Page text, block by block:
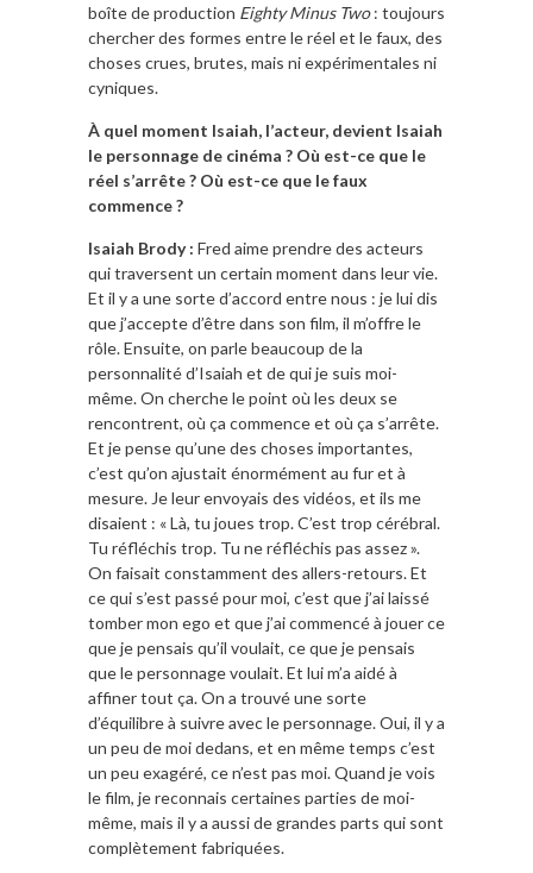
boîte de production Eighty Minus Two: toujours
chercher des formes entre le réel et le faux, des
choses crues, brutes, mais ni expérimentales ni
cyniques.
À quel moment Isaiah, l’acteur, devient Isaiah
le personnage de cinéma ? Où est-ce que le
réel s’arrête ? Où est-ce que le faux
commence ?
Isaiah Brody : Fred aime prendre des acteurs
qui traversent un certain moment dans leur vie.
Et il y a une sorte d’accord entre nous : je lui dis
que j’accepte d’être dans son film, il m’offre le
rôle. Ensuite, on parle beaucoup de la
personnalité d’Isaiah et de qui je suis moi-
même. On cherche le point où les deux se
rencontrent, où ça commence et où ça s’arrête.
Et je pense qu’une des choses importantes,
c’est qu’on ajustait énormément au fur et à
mesure. Je leur envoyais des vidéos, et ils me
disaient : « Là, tu joues trop. C’est trop cérébral.
Tu réfléchis trop. Tu ne réfléchis pas assez ».
On faisait constamment des allers-retours. Et
ce qui s’est passé pour moi, c’est que j’ai laissé
tomber mon ego et que j’ai commencé à jouer ce
que je pensais qu’il voulait, ce que je pensais
que le personnage voulait. Et lui m’a aidé à
affiner tout ça. On a trouvé une sorte
d’équilibre à suivre avec le personnage. Oui, il y a
un peu de moi dedans, et en même temps c’est
un peu exagéré, ce n’est pas moi. Quand je vois
le film, je reconnais certaines parties de moi-
même, mais il y a aussi de grandes parts qui sont
complètement fabriquées.